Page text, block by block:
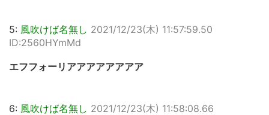
5: 風吹けば名無し 2021/12/23(木) 11:57:59.50
ID:2560HYmMd
エフフォーリアアアアアアアア
6: 風吹けば名無し 2021/12/23(木) 11:58:08.66